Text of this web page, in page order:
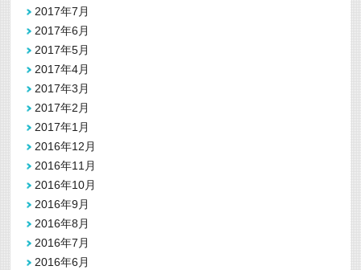
2017年7月
2017年6月
2017年5月
2017年4月
2017年3月
2017年2月
2017年1月
2016年12月
2016年11月
2016年10月
2016年9月
2016年8月
2016年7月
2016年6月